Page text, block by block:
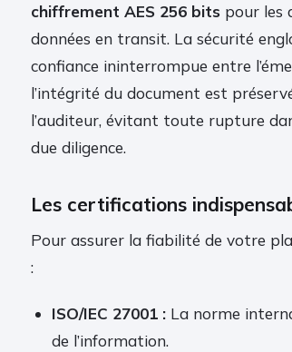
chiffrement AES 256 bits pour les
données en transit. La sécurité
confiance ininterrompue entre
l’intégrité du document est
l’auditeur, évitant toute rupture
due diligence.
Les certifications
Pour assurer la fiabilité de votre
:
ISO/IEC 27001 : La norme
de l’information.